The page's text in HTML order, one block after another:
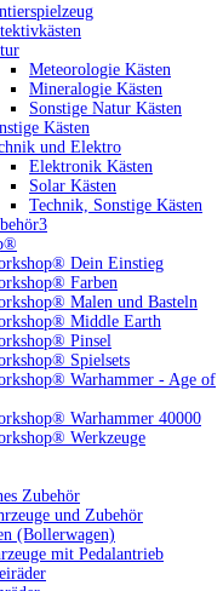
Meteorologie Kästen
Mineralogie Kästen
Sonstige Natur Kästen
Kästen
und Elektro
Elektronik Kästen
Solar Kästen
Technik, Sonstige Kästen
Dein Einstieg
Farben
Malen und Basteln
Middle Earth
Pinsel
Spielsets
Warhammer - Age of
Warhammer 40000
Werkzeuge
Zubehör
und Zubehör
(Bollerwagen)
mit Pedalantrieb